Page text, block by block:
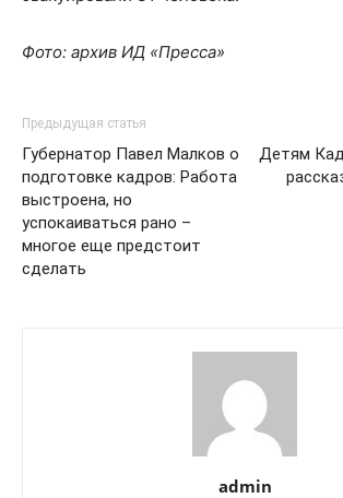
Фото: архив ИД «Пресса»
Предыдущая статья
Губернатор Павел Малков о
подготовке кадров: Работа
выстроена, но
успокаиваться рано –
многое еще предстоит
сделать
Детям
admin